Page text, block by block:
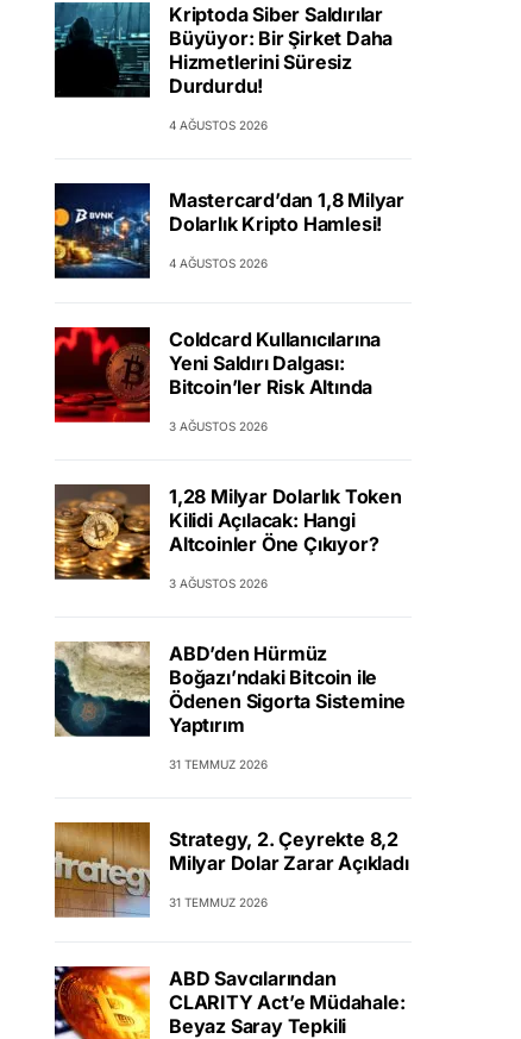
Kriptoda Siber Saldırılar
Büyüyor: Bir Şirket Daha
Hizmetlerini Süresiz
Durdurdu!
4 AĞUSTOS 2026
Mastercard’dan 1,8 Milyar
Dolarlık Kripto Hamlesi!
4 AĞUSTOS 2026
Coldcard Kullanıcılarına
Yeni Saldırı Dalgası:
Bitcoin’ler Risk Altında
3 AĞUSTOS 2026
1,28 Milyar Dolarlık Token
Kilidi Açılacak: Hangi
Altcoinler Öne Çıkıyor?
3 AĞUSTOS 2026
ABD’den Hürmüz
Boğazı’ndaki Bitcoin ile
Ödenen Sigorta Sistemine
Yaptırım
31 TEMMUZ 2026
Strategy, 2. Çeyrekte 8,2
Milyar Dolar Zarar Açıkladı
31 TEMMUZ 2026
ABD Savcılarından
CLARITY Act’e Müdahale:
Beyaz Saray Tepkili